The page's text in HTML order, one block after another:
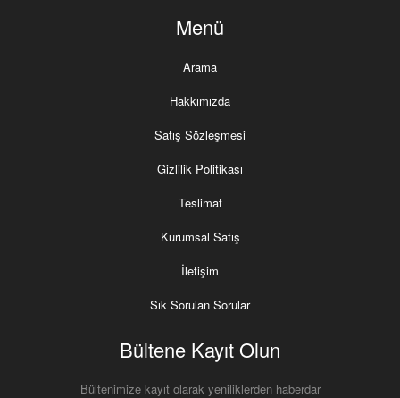
Menü
Arama
Hakkımızda
Satış Sözleşmesi
Gizlilik Politikası
Teslimat
Kurumsal Satış
İletişim
Sık Sorulan Sorular
Bültene Kayıt Olun
Bültenimize kayıt olarak yeniliklerden haberdar